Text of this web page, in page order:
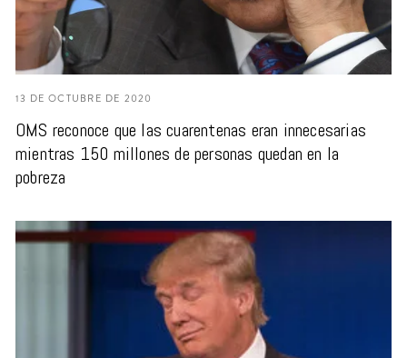
OMS reconoce que las cuarentenas eran innecesarias
mientras 150 millones de personas quedan en la
pobreza
13 DE OCTUBRE DE 2020